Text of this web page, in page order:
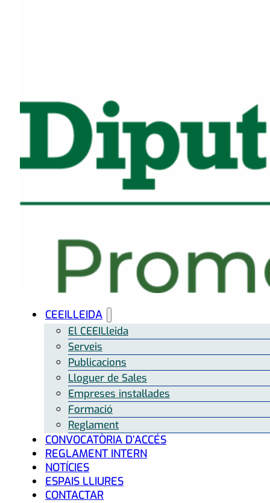
CEEILLEIDA
El CEEILleida
Serveis
Publicacions
Lloguer de Sales
Empreses instal·lades
Formació
Reglament
CONVOCATÒRIA D’ACCÉS
REGLAMENT INTERN
NOTÍCIES
ESPAIS LLIURES
CONTACTAR